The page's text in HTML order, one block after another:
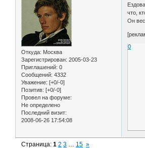
Откуда: Москва
Зарегистрирован: 2005-03-23
Приглашений: 0
Сообщений: 4332
Уважение: [+0/-0]
Позитив: [+0/-0]
Провел на форуме:
Не определено
Последний визит:
2008-06-26 17:54:08
что,
Он
0
Страница:1 2 3 … 15 »